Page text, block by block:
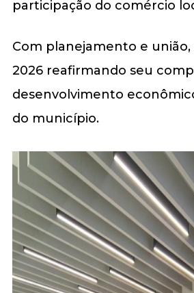
participação do comércio
Com planejamento e união,
2026 reafirmando seu
desenvolvimento
do município.